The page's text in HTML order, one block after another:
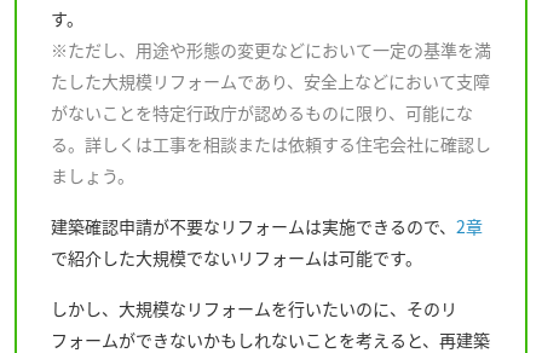
す。
※ただし、用途や形態の変更などにおいて一定の基準を満
たした大規模リフォームであり、安全上などにおいて支障
がないことを特定行政庁が認めるものに限り、可能にな
る。詳しくは工事を相談または依頼する住宅会社に確認し
ましょう。
建築確認申請が不要なリフォームは実施できるので、 2章
で紹介した大規模でないリフォームは可能です。
しかし、大規模なリフォームを行いたいのに、そのリ
フォームができないかもしれないことを考えると、再建築